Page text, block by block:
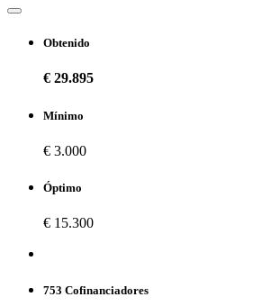
Obtenido
€ 29.895
Mínimo
€ 3.000
Óptimo
€ 15.300
753 Cofinanciadores